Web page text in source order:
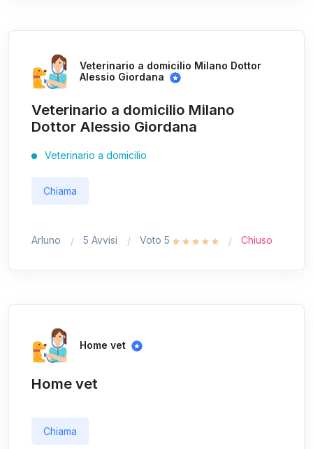
Veterinario a domicilio Milano Dottor
Alessio Giordana
Veterinario a domicilio Milano
Dottor Alessio Giordana
Veterinario a domicilio
Chiama
Arluno 5 Avvisi Voto 5 Chiuso
Home vet
Home vet
Chiama